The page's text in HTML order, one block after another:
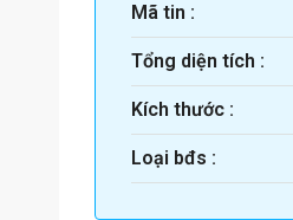
Mã tin :
Tổng diện tích :
Kích thước :
Loại bđs :